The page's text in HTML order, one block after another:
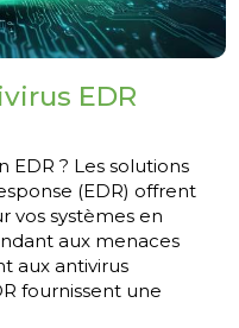
EDR
EDR ? Les solutions
(EDR) offrent
vos systèmes en
aux menaces
aux antivirus
fournissent une